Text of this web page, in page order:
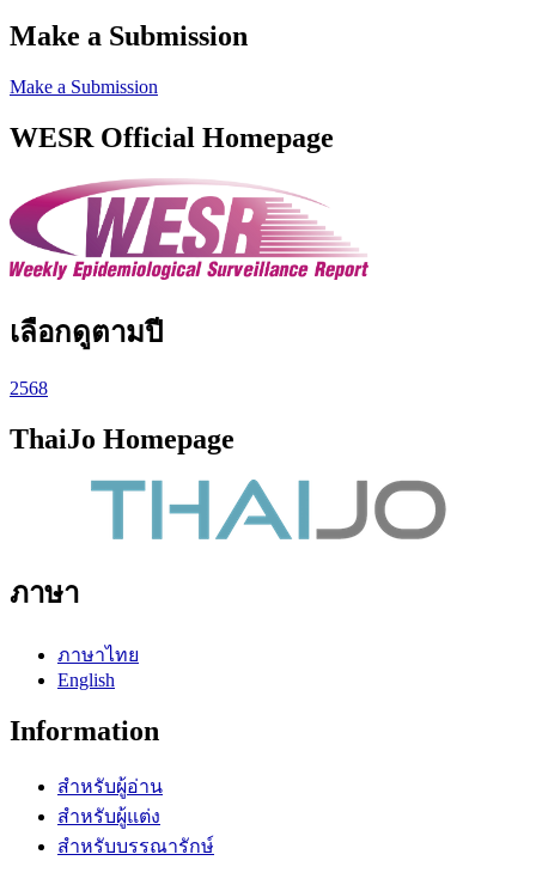
Make a Submission
Make a Submission
WESR Official Homepage
เลือกดูตามปี
2568
ThaiJo Homepage
ภาษา
ภาษาไทย
English
Information
สำหรับผู้อ่าน
สำหรับผู้แต่ง
สำหรับบรรณารักษ์